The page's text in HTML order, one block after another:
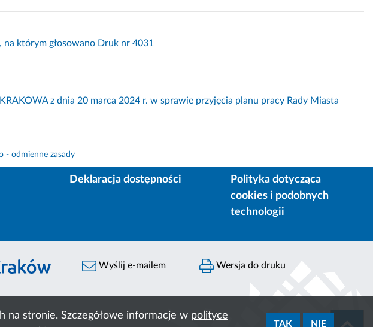
na stronie. Szczegółowe informacje w polityce
TAK NIE
na którym głosowano Druk nr 4031
z dnia 20 marca 2024 r. w sprawie przyjęcia planu pracy Rady Miasta
- odmienne zasady
Deklaracja dostępności
Polityka dotycząca
cookies i podobnych
technologii
Wyślij e-mailem Wersja do druku